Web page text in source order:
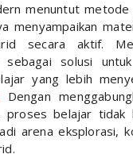
menuntut metode
menyampaikan
secara aktif.
solusi untuk
yang lebih
Dengan
proses belajar tidak
arena eksplorasi,